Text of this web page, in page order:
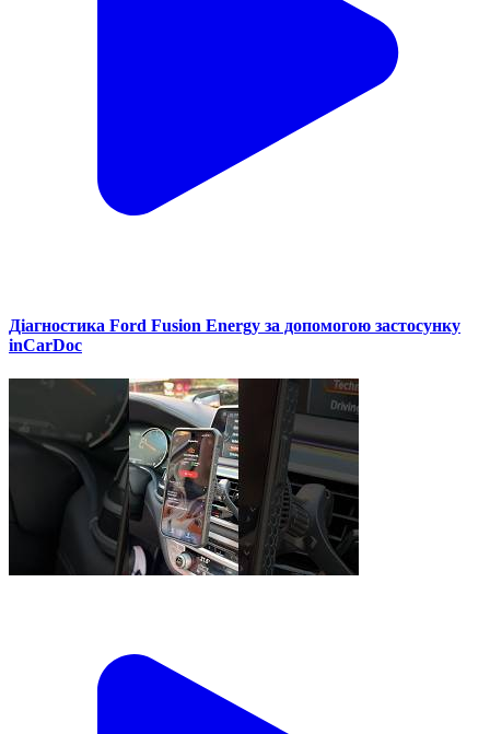
Діагностика Ford Fusion Energy за допомогою застосунку
inCarDoc